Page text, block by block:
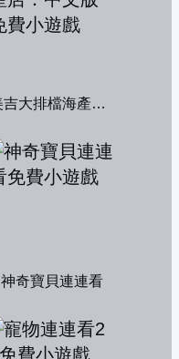
美吉大排檔海產店：中文版
神奇寶貝連連看